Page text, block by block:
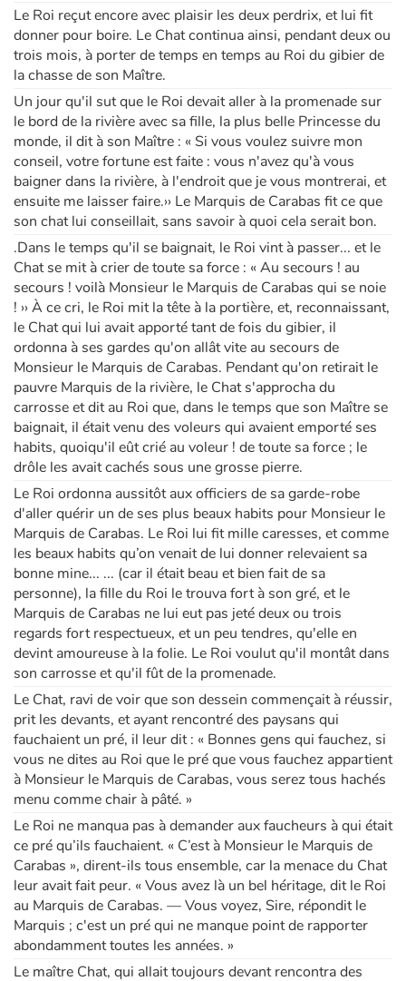
Le Roi reçut encore avec plaisir les deux perdrix, et lui fit
donner pour boire. Le Chat continua ainsi, pendant deux ou
trois mois, à porter de temps en temps au Roi du gibier de
la chasse de son Maître.
Un jour qu'il sut que le Roi devait aller à la promenade sur
le bord de la rivière avec sa fille, la plus belle Princesse du
monde, il dit à son Maître : « Si vous voulez suivre mon
conseil, votre fortune est faite : vous n'avez qu'à vous
baigner dans la rivière, à l'endroit que je vous montrerai, et
ensuite me laisser faire.›› Le Marquis de Carabas fit ce que
son chat lui conseillait, sans savoir à quoi cela serait bon.
.Dans le temps qu'il se baignait, le Roi vint à passer... et le
Chat se mit à crier de toute sa force : « Au secours ! au
secours ! voilà Monsieur le Marquis de Carabas qui se noie
! ›› À ce cri, le Roi mit la tête à la portière, et, reconnaissant,
le Chat qui lui avait apporté tant de fois du gibier, il
ordonna à ses gardes qu'on allât vite au secours de
Monsieur le Marquis de Carabas. Pendant qu'on retirait le
pauvre Marquis de la rivière, le Chat s'approcha du
carrosse et dit au Roi que, dans le temps que son Maître se
baignait, il était venu des voleurs qui avaient emporté ses
habits, quoiqu'il eût crié au voleur ! de toute sa force ; le
drôle les avait cachés sous une grosse pierre.
Le Roi ordonna aussitôt aux officiers de sa garde-robe
d'aller quérir un de ses plus beaux habits pour Monsieur le
Marquis de Carabas. Le Roi lui fit mille caresses, et comme
les beaux habits qu’on venait de lui donner relevaient sa
bonne mine... ... (car il était beau et bien fait de sa
personne), la fille du Roi le trouva fort à son gré, et le
Marquis de Carabas ne lui eut pas jeté deux ou trois
regards fort respectueux, et un peu tendres, qu'elle en
devint amoureuse à la folie. Le Roi voulut qu'il montât dans
son carrosse et qu'il fût de la promenade.
Le Chat, ravi de voir que son dessein commençait à réussir,
prit les devants, et ayant rencontré des paysans qui
fauchaient un pré, il leur dit : « Bonnes gens qui fauchez, si
vous ne dites au Roi que le pré que vous fauchez appartient
à Monsieur le Marquis de Carabas, vous serez tous hachés
menu comme chair à pâté. »
Le Roi ne manqua pas à demander aux faucheurs à qui était
ce pré qu’ils fauchaient. « C’est à Monsieur le Marquis de
Carabas », dirent-ils tous ensemble, car la menace du Chat
leur avait fait peur. « Vous avez là un bel héritage, dit le Roi
au Marquis de Carabas. — Vous voyez, Sire, répondit le
Marquis ; c'est un pré qui ne manque point de rapporter
abondamment toutes les années. »
Le maître Chat, qui allait toujours devant rencontra des